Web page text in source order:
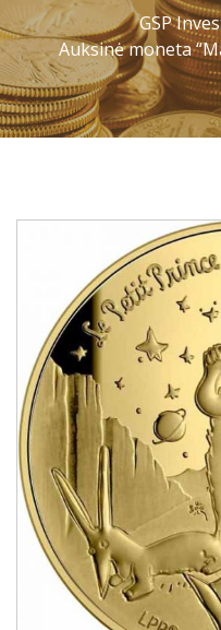
GSP
Auksinė moneta